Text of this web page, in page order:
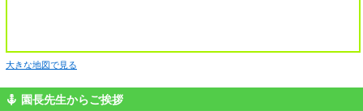
大きな地図で見る
園長先生からご挨拶